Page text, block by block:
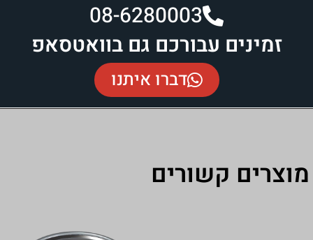
08-6280003​
גם בוואטסאפ
דברו איתנו